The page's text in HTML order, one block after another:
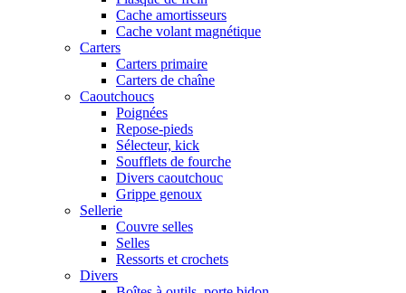
Cache amortisseurs
Cache volant magnétique
Carters
Carters primaire
Carters de chaîne
Caoutchoucs
Poignées
Repose-pieds
Sélecteur, kick
Soufflets de fourche
Divers caoutchouc
Grippe genoux
Sellerie
Couvre selles
Selles
Ressorts et crochets
Divers